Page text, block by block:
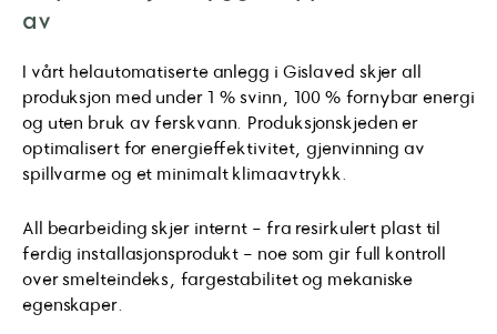
av
I vårt helautomatiserte anlegg i Gislaved skjer all
produksjon med under 1 % svinn, 100 % fornybar energi
og uten bruk av ferskvann. Produksjonskjeden er
optimalisert for energieffektivitet, gjenvinning av
spillvarme og et minimalt klimaavtrykk.
All bearbeiding skjer internt - fra resirkulert plast til
ferdig installasjonsprodukt - noe som gir full kontroll
over smelteindeks, fargestabilitet og mekaniske
egenskaper.